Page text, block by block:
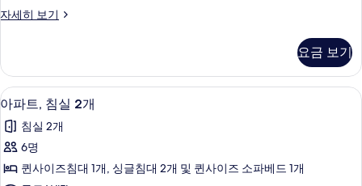
보
보
개
진
모
두
보
기
자세히 보기
아
실
개
자
세
히
기
요금 보기
아
파
트,
침
실
디지털 채널 시청이 가능한 40인치 평
8
아파트, 침실 2개
침실 2개
6명
퀸사이즈침대 1개, 싱글침대 2개 및 퀸사이즈 소파베드 1개